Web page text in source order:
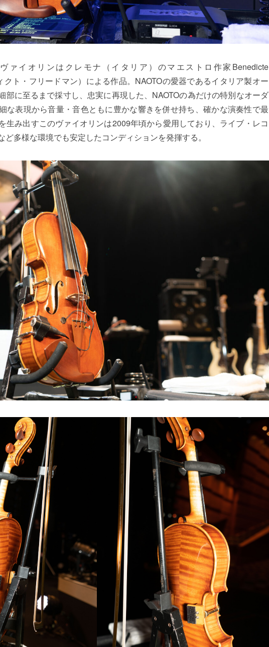
ァイオリンはクレモナ（イタリア）のマエストロ作家Benedicte
クト・フリードマン）による作品。NAOTOの愛器であるイタリア製オー
部に至るまで採寸し、忠実に再現した、NAOTOの為だけの特別なオーダ
な表現から音量・音色ともに豊かな響きを併せ持ち、確かな演奏性で最
生み出すこのヴァイオリンは2009年頃から愛用しており、ライブ・レコ
ど多様な環境でも安定したコンディションを発揮する。